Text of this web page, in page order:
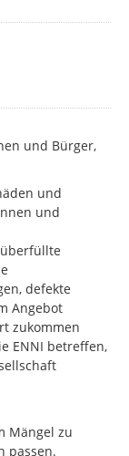
und Bürger,
und
und
defekte
Angebot
zukommen
ENNI betreffen,
Mängel zu
passen.